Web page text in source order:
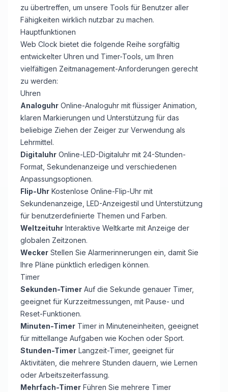
zu übertreffen, um unsere Tools für Benutzer aller
Fähigkeiten wirklich nutzbar zu machen.
Hauptfunktionen
Web Clock bietet die folgende Reihe sorgfältig
entwickelter Uhren und Timer-Tools, um Ihren
vielfältigen Zeitmanagement-Anforderungen gerecht
zu werden:
Uhren
Analoguhr Online-Analoguhr mit flüssiger Animation,
klaren Markierungen und Unterstützung für das
beliebige Ziehen der Zeiger zur Verwendung als
Lehrmittel.
Digitaluhr Online-LED-Digitaluhr mit 24-Stunden-
Format, Sekundenanzeige und verschiedenen
Anpassungsoptionen.
Flip-Uhr Kostenlose Online-Flip-Uhr mit
Sekundenanzeige, LED-Anzeigestil und Unterstützung
für benutzerdefinierte Themen und Farben.
Weltzeituhr Interaktive Weltkarte mit Anzeige der
globalen Zeitzonen.
Wecker Stellen Sie Alarmerinnerungen ein, damit Sie
Ihre Pläne pünktlich erledigen können.
Timer
Sekunden-Timer Auf die Sekunde genauer Timer,
geeignet für Kurzzeitmessungen, mit Pause- und
Reset-Funktionen.
Minuten-Timer Timer in Minuteneinheiten, geeignet
für mittellange Aufgaben wie Kochen oder Sport.
Stunden-Timer Langzeit-Timer, geeignet für
Aktivitäten, die mehrere Stunden dauern, wie Lernen
oder Arbeitszeiterfassung.
Mehrfach-Timer Führen Sie mehrere Timer